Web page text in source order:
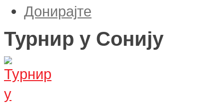
Донирајте
Турнир у Сонију